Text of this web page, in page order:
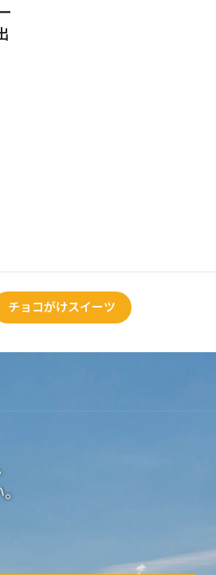
チョコがけスイーツ